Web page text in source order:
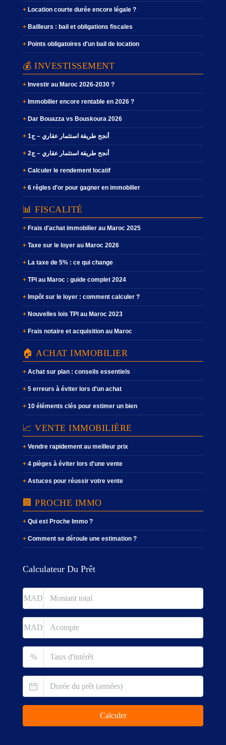
Location courte durée encore légale ?
Bailleurs : bail et obligations fiscales
Points obligatoires d'un bail de location
💰 INVESTISSEMENT
Investir au Maroc 2026-2030 ?
Immobilier encore rentable en 2026 ?
Dar Bouazza vs Bouskoura 2026
أنجح طريقة استثمار عقاري – ج1
أنجح طريقة استثمار عقاري – ج2
Calculer le rendement locatif
6 règles d'or pour gagner en immobilier
📊 FISCALITÉ
Frais d'achat immobilier au Maroc 2025
Taxe sur le loyer au Maroc 2026
La taxe de 5% : ce qui change
TPI au Maroc : guide complet 2024
Impôt sur le loyer : comment calculer ?
Nouvelles lois TPI au Maroc 2023
Frais notaire et acquisition au Maroc
🏠 ACHAT IMMOBILIER
Achat sur plan : conseils essentiels
5 erreurs à éviter lors d'un achat
10 éléments clés pour estimer un bien
📈 VENTE IMMOBILIÈRE
Vendre rapidement au meilleur prix
4 pièges à éviter lors d'une vente
Astuces pour réussir votre vente
🏢 PROCHE IMMO
Qui est Proche Immo ?
Comment se déroule une estimation ?
Calculateur Du Prêt
MAD
MAD
%
Calculer